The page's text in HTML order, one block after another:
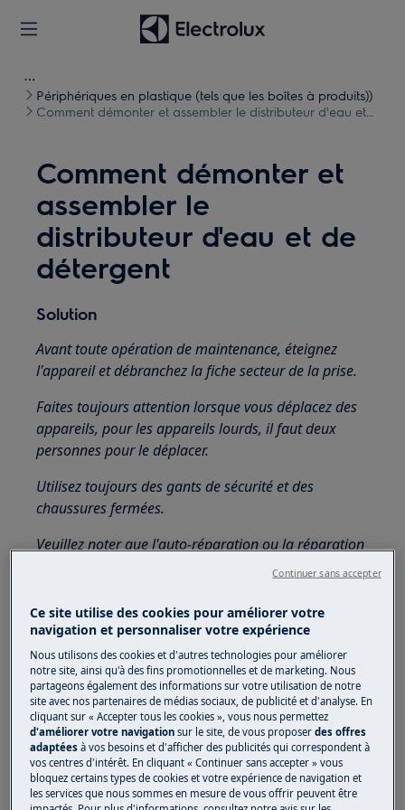
Périphériques en plastique (tels que les boîtes à produits))
Comment démonter et assembler le distributeur d'eau et
Comment démonter et
assembler le
distributeur d'eau et de
détergent
Solution
Avant toute opération de maintenance, éteignez
l'appareil et débranchez la fiche secteur de la prise.
Faites toujours attention lorsque vous déplacez des
appareils, pour les appareils lourds, il faut deux
personnes pour le déplacer.
Utilisez toujours des gants de sécurité et des
chaussures fermées.
Veuillez noter que l'auto-réparation ou la réparation
non professionnelle peut avoir des conséquences sur
1. Distributeur d'eau
Ce site utilise des cookies pour améliorer votre
navigation et personnaliser votre expérience
Nous utilisons des cookies et d'autres technologies pour améliorer
notre site, ainsi qu'à des fins promotionnelles et de marketing. Nous
partageons également des informations sur votre utilisation de notre
site avec nos partenaires de médias sociaux, de publicité et d'analyse. En
cliquant sur « Accepter tous les cookies », vous nous permettez
d'améliorer votre navigation sur le site, de vous proposerdes offres
adaptées à vos besoins et d'afficher des publicités qui correspondent à
vos centres d'intérêt. En cliquant « Continuer sans accepter » vous
bloquez certains types de cookies et votre expérience de navigation et
les services que nous sommes en mesure de vous offrir peuvent être
Continuer sans accepter